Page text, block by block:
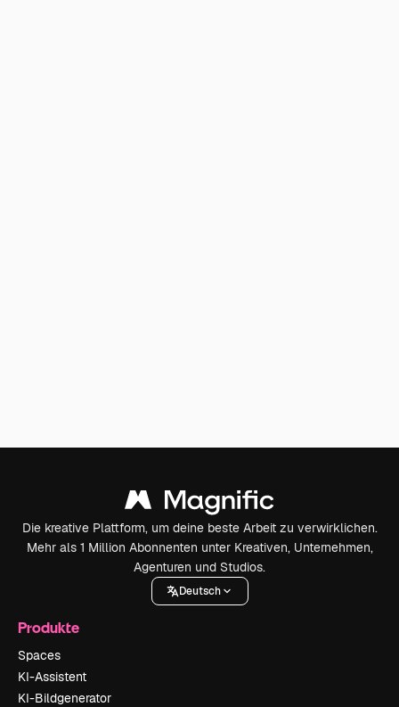
Die kreative Plattform, um deine beste Arbeit zu verwirklichen.
Mehr als 1 Million Abonnenten unter Kreativen, Unternehmen,
Agenturen und Studios.
Deutsch
Produkte
Spaces
KI-Assistent
KI-Bildgenerator